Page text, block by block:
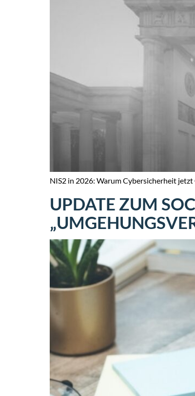
NIS2 in 2026: Warum Cybersicherheit jetzt
UPDATE ZUM